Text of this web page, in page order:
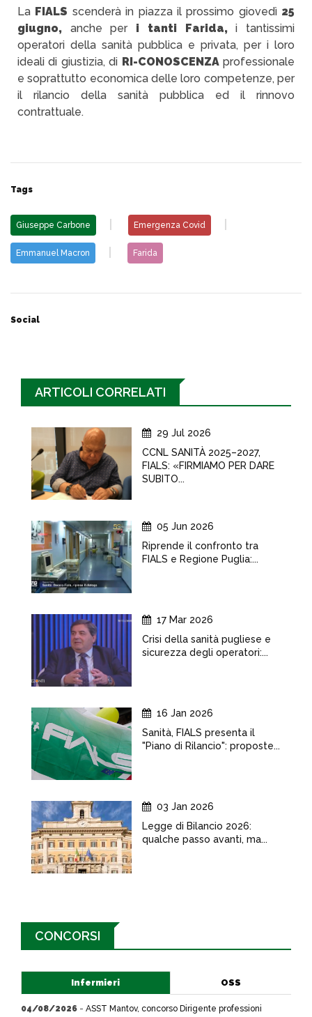
La FIALS scenderà in piazza il prossimo giovedì25
giugno, anche per i tanti Farida,i tantissimi
operatori della sanità pubblica e privata, per i loro
ideali di giustizia, di RI-CONOSCENZAprofessionale
e soprattutto economica delle loro competenze, per
il rilancio della sanità pubblica ed il rinnovo
contrattuale.
Tags
Giuseppe Carbone Emergenza Covid
Emmanuel Macron Farida
Social
ARTICOLI CORRELATI
29 Jul 2026
CCNL SANITÀ 2025–2027,
FIALS: «FIRMIAMO PER DARE
SUBITO...
05 Jun 2026
Riprende il confronto tra
FIALS e Regione Puglia:...
17 Mar 2026
Crisi della sanità pugliese e
sicurezza degli operatori:...
16 Jan 2026
Sanità, FIALS presenta il
"Piano di Rilancio": proposte...
03 Jan 2026
Legge di Bilancio 2026:
qualche passo avanti, ma...
CONCORSI
Infermieri OSS
04/08/2026 - ASST Mantov, concorso Dirigente professioni